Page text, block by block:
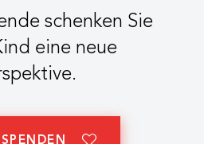
schenken Sie
eine neue